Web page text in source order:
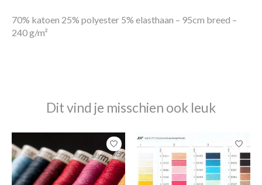
70% katoen 25% polyester 5% elasthaan – 95cm breed –
240 g/m²
Dit vind je misschien ook leuk
Items van productcarrousel